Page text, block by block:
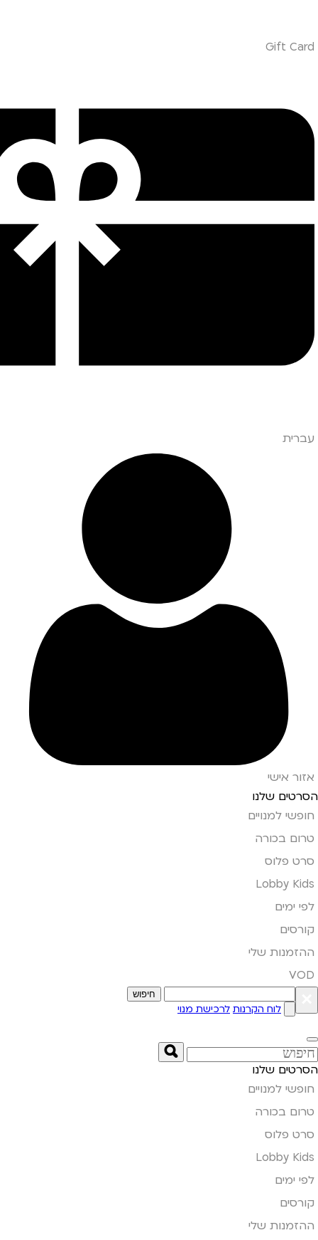
Gift Card
עברית
אזור אישי
הסרטים שלנו
חופשי למנויים
טרום בכורה
סרט פלוס
Lobby Kids
לפי ימים
קורסים
ההזמנות שלי
VOD
חיפוש
לוח הקרנות לרכישת מנוי
הסרטים שלנו
חופשי למנויים
טרום בכורה
סרט פלוס
Lobby Kids
לפי ימים
קורסים
ההזמנות שלי